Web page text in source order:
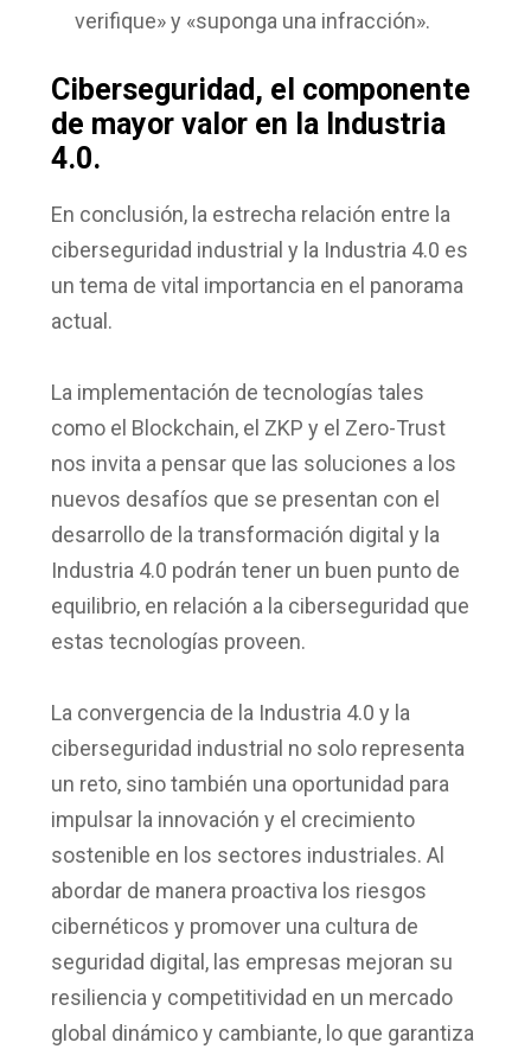
verifique» y «suponga una infracción».
Ciberseguridad, el componente
de mayor valor en la Industria
4.0.
En conclusión, la estrecha relación entre la
ciberseguridad industrial y la Industria 4.0 es
un tema de vital importancia en el panorama
actual.
La implementación de tecnologías tales
como el Blockchain, el ZKP y el Zero-Trust
nos invita a pensar que las soluciones a los
nuevos desafíos que se presentan con el
desarrollo de la transformación digital y la
Industria 4.0 podrán tener un buen punto de
equilibrio, en relación a la ciberseguridad que
estas tecnologías proveen.
La convergencia de la Industria 4.0 y la
ciberseguridad industrial no solo representa
un reto, sino también una oportunidad para
impulsar la innovación y el crecimiento
sostenible en los sectores industriales. Al
abordar de manera proactiva los riesgos
cibernéticos y promover una cultura de
seguridad digital, las empresas mejoran su
resiliencia y competitividad en un mercado
global dinámico y cambiante, lo que garantiza